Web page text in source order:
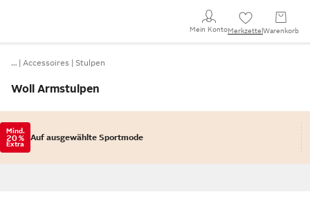
Mein KontoMerkzettel Warenkorb
… Accessoires Stulpen
Woll Armstulpen
Mind.
20 %
Extra
Auf ausgewählte Sportmode